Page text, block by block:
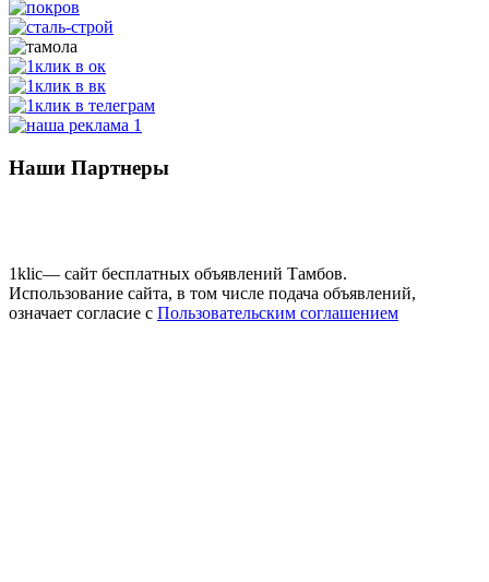
Наши Партнеры
1klic— сайт бесплатных объявлений Тамбов.
Использование сайта, в том числе подача объявлений,
означает согласие с Пользовательским соглашением